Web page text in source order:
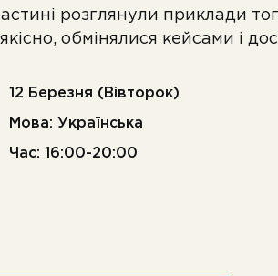
розглянули приклади
якісно, обмінялися кейсами і
12 Березня (Вівторок)
Мова: Українська
Час: 16:00-20:00